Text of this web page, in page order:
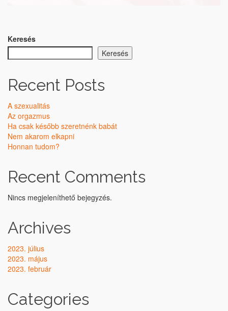
Keresés
Keresés
Recent Posts
A szexualitás
Az orgazmus
Ha csak később szeretnénk babát
Nem akarom elkapni
Honnan tudom?
Recent Comments
Nincs megjeleníthető bejegyzés.
Archives
2023. július
2023. május
2023. február
Categories